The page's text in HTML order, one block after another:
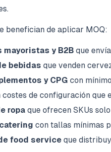
benefician de aplicar MOQ:
y B2B que
bebidas que venden
y CPG con
costes de configuración que
ropa que ofrecen SKUs
con tallas mínimas
food service que